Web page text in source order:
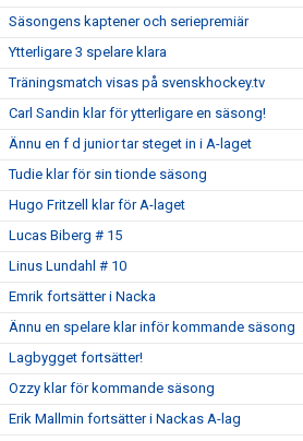
Säsongens kaptener och seriepremiär
Ytterligare 3 spelare klara
Träningsmatch visas på svenskhockey.tv
Carl Sandin klar för ytterligare en säsong!
Ännu en f d junior tar steget in i A-laget
Tudie klar för sin tionde säsong
Hugo Fritzell klar för A-laget
Lucas Biberg # 15
Linus Lundahl # 10
Emrik fortsätter i Nacka
Ännu en spelare klar inför kommande säsong
Lagbygget fortsätter!
Ozzy klar för kommande säsong
Erik Mallmin fortsätter i Nackas A-lag